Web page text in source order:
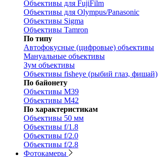
Объективы для FujiFilm
Объективы для Olympus/Panasonic
Объективы Sigma
Объективы Tamron
По типу
Автофокусные (цифровые) объективы
Мануальные объективы
Зум объективы
Объективы fisheye (рыбий глаз, фишай)
По байонету
Объективы M39
Объективы M42
По характеристикам
Объективы 50 мм
Объективы f/1.8
Объективы f/2.0
Объективы f/2.8
Фотокамеры